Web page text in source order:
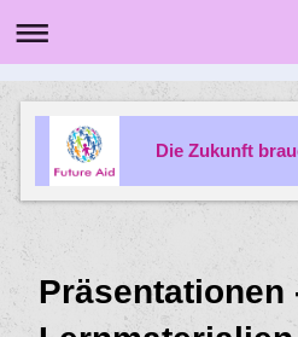
Die Zukunft
Präsentationen